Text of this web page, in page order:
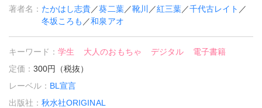
著者名： たかはし志貴／葵二葉／靴川 ／紅三葉／千代古レイト ／
冬坂ころも ／和泉アオ
キーワード：学生 大人のおもちゃ デジタル
電子書籍
定価：300円（税抜）
レーベル： BL宣言
出版社：秋水社ORIGINAL